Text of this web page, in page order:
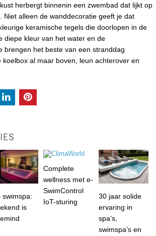
herbergt binnenin een zwembad dat lijkt op
Niet alleen de wanddecoratie geeft je dat
keramische tegels die doorlopen in de
diepe kleur van het water en de
brengen het beste van een stranddag
koelbox al maar boven, leun achterover en
swimspa:
is
Complete
wellness met e-
SwimControl
IoT-sturing
30 jaar solide
ervaring in
spa’s,
swimspa’s en